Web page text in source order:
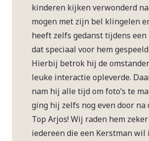
kinderen kijken verwonderd
mogen met zijn bel klingelen
heeft zelfs gedanst tijdens
dat speciaal voor hem
Hierbij betrok hij de
leuke interactie opleverde.
nam hij alle tijd om foto’s te
ging hij zelfs nog even door na
Top Arjos! Wij raden hem
iedereen die een Kerstman